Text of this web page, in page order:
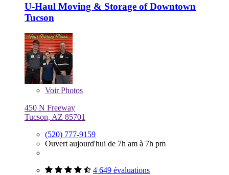
U-Haul Moving & Storage of Downtown
Tucson
VoirPhotos
450 N Freeway
Tucson, AZ 85701
(520) 777-9159
Ouvert aujourd'hui de 7h am à 7h pm
4 649 évaluations